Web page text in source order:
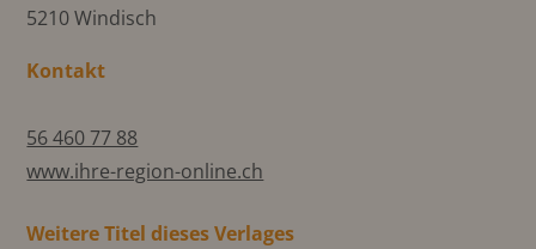
5210 Windisch
Kontakt
56 460 77 88
www.ihre-region-online.ch
Weitere Titel dieses Verlages